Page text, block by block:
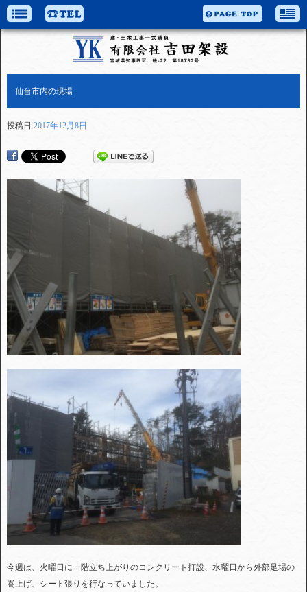
仙台市内の現場
投稿日 2017年12月8日
今週は、火曜日に一階立ち上がりのコンクリート打設、水曜日から外部足場の
嵩上げ、シート張りを行なっていました。